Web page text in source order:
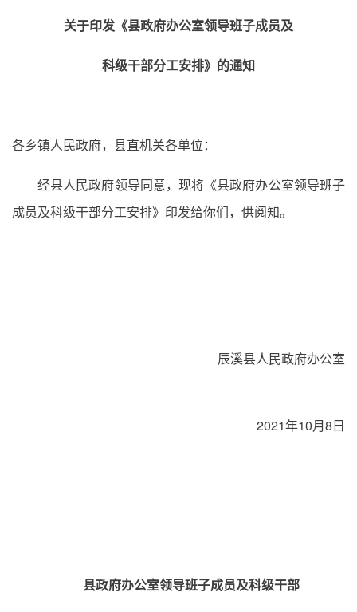
关于印发《县政府办公室领导班子成员及
科级干部分工安排》的通知
各乡镇人民政府，县直机关各单位：
经县人民政府领导同意，现将《县政府办公室领导班子
成员及科级干部分工安排》印发给你们，供阅知。
辰溪县人民政府办公室
2021年10月8日
县政府办公室领导班子成员及科级干部